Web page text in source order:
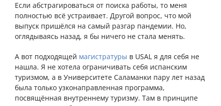
Если абстрагироваться от поиска работы, то меня
полностью всё устраивает. Другой вопрос, что мой
выпуск пришёлся на самый разгар пандемии. Но,
оглядываясь назад, я бы ничего не стала менять.
А вот подходящей магистратуры в USAL я для себя не
нашла. Я не хотела ограничивать себя испанским
туризмом, а в Университете Саламанки пару лет назад
была только узконаправленная программа,
посвящённая внутреннему туризму. Там в принципе